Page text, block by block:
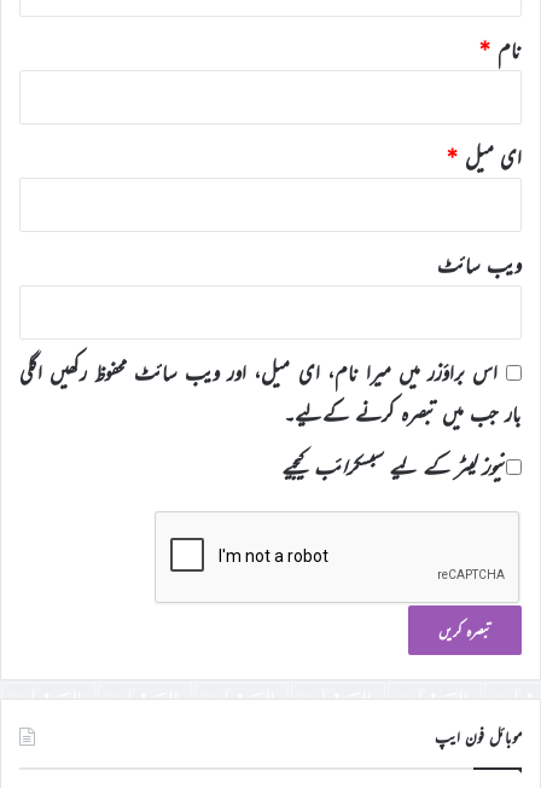
نام *
ای میل *
ویب‌ سائٹ
اس براؤزر میں میرا نام، ای میل، اور ویب سائٹ محفوظ رکھیں اگلی
بار جب میں تبصرہ کرنے کےلیے۔
نیوز لیٹر کے لیے سبسکرائب کیجیے
موبائل فون ایپ